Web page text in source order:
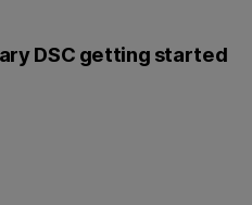
DSC getting started